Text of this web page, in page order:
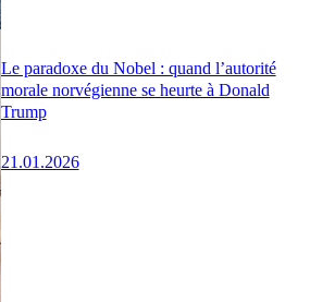
Le paradoxe du Nobel : quand l’autorité
morale norvégienne se heurte à Donald
Trump
21.01.2026